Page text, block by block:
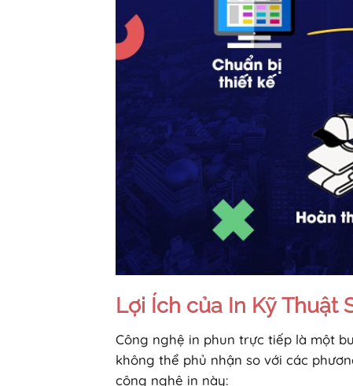
Lợi Ích của In Kỹ Thuật
Công nghệ in phun trực tiếp là một
không thể phủ nhận so với các
công nghệ in này: